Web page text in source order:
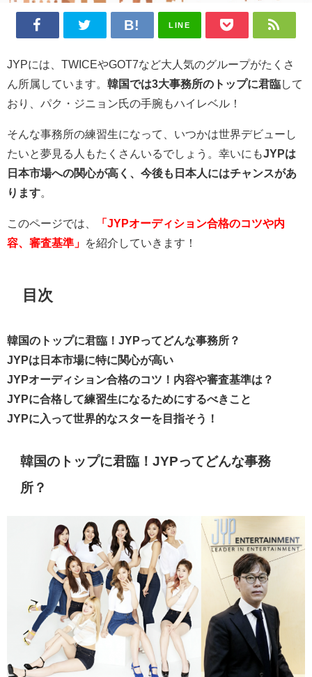
LINE
JYPには、TWICEやGOT7など大人気のグループがたくさ
ん所属しています。 韓国では3大事務所のトップに君臨して
おり、パク・ジニョン氏の手腕もハイレベル！
そんな事務所の練習生になって、いつかは世界デビューし
たいと夢見る人もたくさんいるでしょう。幸いにもJYPは
日本市場への関心が高く、今後も日本人にはチャンスがあ
ります。
このページでは、
「JYPオーディション合格のコツや内
容、審査基準」
を紹介していきます！
目次
韓国のトップに君臨！JYPってどんな事務所？
JYPは日本市場に特に関心が高い
JYPオーディション合格のコツ！内容や審査基準は？
JYPに合格して練習生になるためにするべきこと
JYPに入って世界的なスターを目指そう！
韓国のトップに君臨！JYPってどんな事務
所？